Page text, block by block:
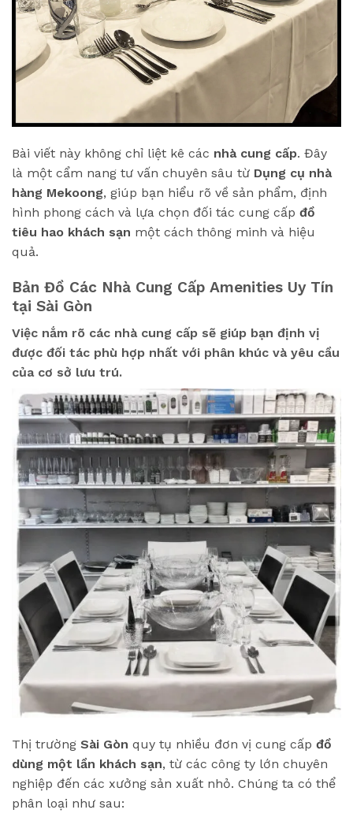
Bài viết này không chỉ liệt kê các nhà cung cấp. Đây
là một cẩm nang tư vấn chuyên sâu từ Dụng cụ nhà
hàng Mekoong, giúp bạn hiểu rõ về sản phẩm, định
hình phong cách và lựa chọn đối tác cung cấp đồ
tiêu hao khách sạn một cách thông minh và hiệu
quả.
Bản Đồ Các Nhà Cung Cấp Amenities Uy Tín
tại Sài Gòn
Việc nắm rõ các nhà cung cấp sẽ giúp bạn định vị
được đối tác phù hợp nhất với phân khúc và yêu cầu
của cơ sở lưu trú.
Thị trường Sài Gòn quy tụ nhiều đơn vị cung cấp đồ
dùng một lần khách sạn, từ các công ty lớn chuyên
nghiệp đến các xưởng sản xuất nhỏ. Chúng ta có thể
phân loại như sau: